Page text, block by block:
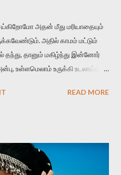
அதன் மீது மரியாதையும்
அதில் காமம் மட்டும்
தந்து, தானும் மகிழ்ந்து இன்னோர்
உள்ளமெலாம் உருக்கி உடலாய்த்
ஆணாய் இருந்தாலும்,
வார்த்தையினாலும்
எழவேண்டும். கங்குபாய்
READ MORE